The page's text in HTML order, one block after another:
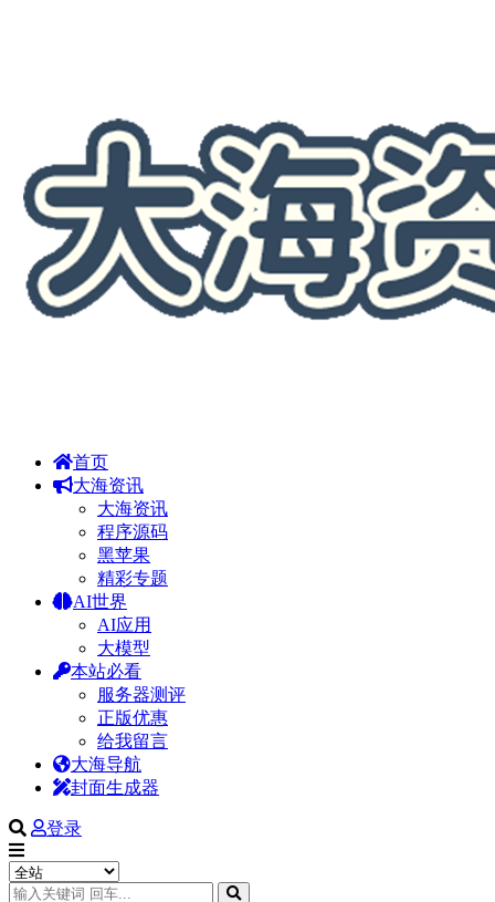
首页
大海资讯
大海资讯
程序源码
黑苹果
精彩专题
AI世界
AI应用
大模型
本站必看
服务器测评
正版优惠
给我留言
大海导航
封面生成器
登录